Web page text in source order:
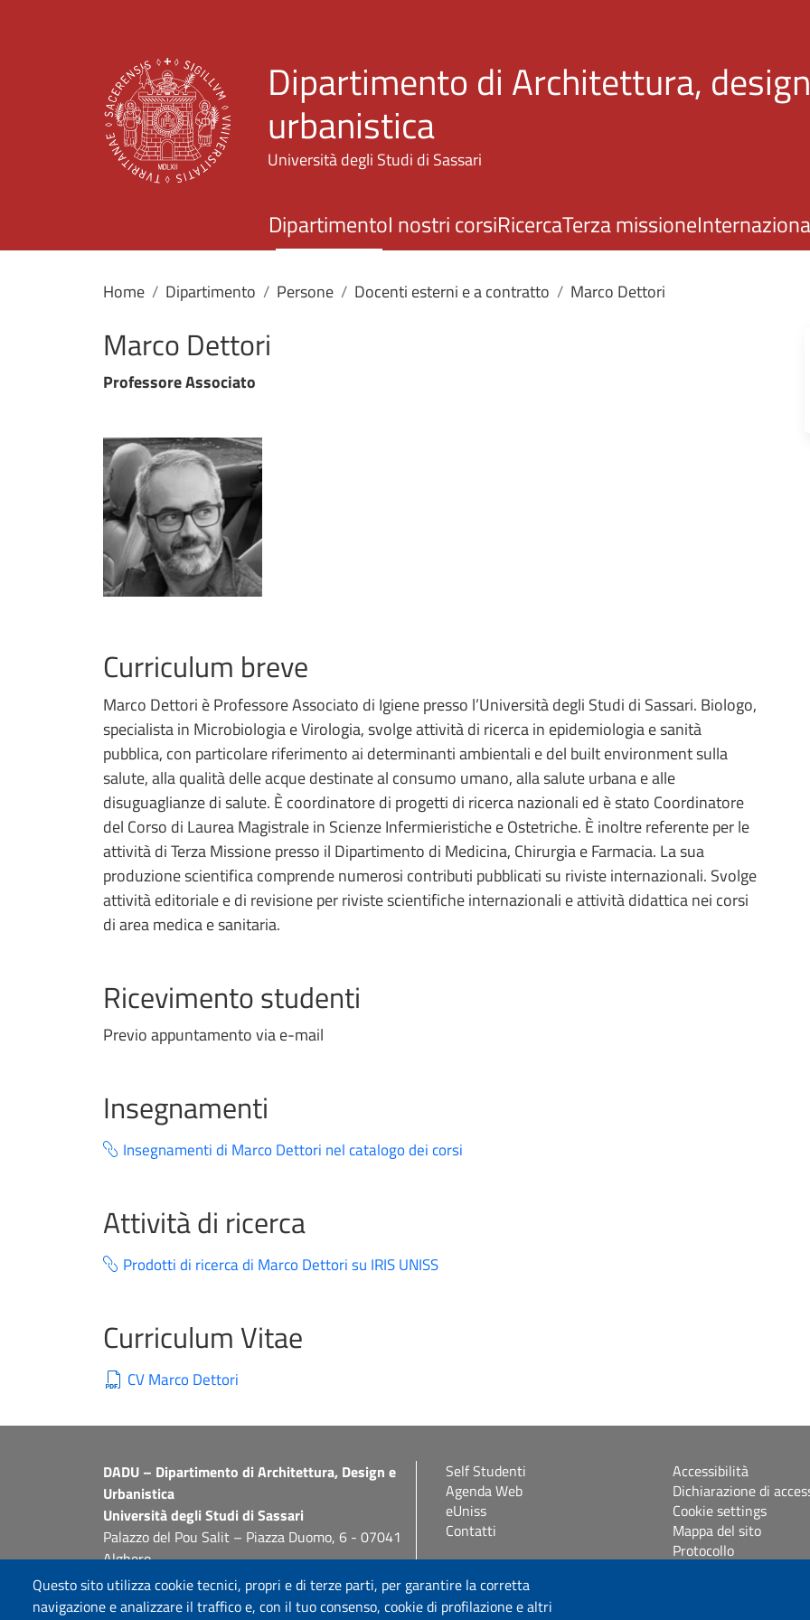
Questo sito utilizza cookie tecnici, propri e di terze parti, per garantire la corretta
navigazione e analizzare il traffico e, con il tuo consenso, cookie di profilazione e altri
Dipartimento di Architettura,
urbanistica
Università degli Studi di Sassari
DipartimentoI nostri corsiRicercaTerza missione
Home Dipartimento Persone Docenti esterni e a contratto Marco Dettori
Marco Dettori
Professore Associato
Curriculum breve
Marco Dettori è Professore Associato di Igiene presso l’Università degli Studi di Sassari. Biologo,
specialista in Microbiologia e Virologia, svolge attività di ricerca in epidemiologia e sanità
pubblica, con particolare riferimento ai determinanti ambientali e del built environment sulla
salute, alla qualità delle acque destinate al consumo umano, alla salute urbana e alle
disuguaglianze di salute. È coordinatore di progetti di ricerca nazionali ed è stato Coordinatore
del Corso di Laurea Magistrale in Scienze Infermieristiche e Ostetriche. È inoltre referente per le
attività di Terza Missione presso il Dipartimento di Medicina, Chirurgia e Farmacia. La sua
produzione scientifica comprende numerosi contributi pubblicati su riviste internazionali. Svolge
attività editoriale e di revisione per riviste scientifiche internazionali e attività didattica nei corsi
di area medica e sanitaria.
Ricevimento studenti
Previo appuntamento via e-mail
Insegnamenti
Insegnamenti di Marco Dettori nel catalogo dei corsi
Attività di ricerca
Prodotti di ricerca di Marco Dettori su IRIS UNISS
Curriculum Vitae
CV Marco Dettori
DADU – Dipartimento di Architettura, Design e
Urbanistica
Università degli Studi di Sassari
Palazzo del Pou Salit – Piazza Duomo, 6 - 07041
Alghero
dip.architettura.design.urbanistica@pec.uniss.it
aaadip@uniss.it
Self Studenti
Agenda Web
eUniss
Contatti
Accessibilità
Dichiarazione di
Cookie settings
Mappa del sito
Protocollo
Seguici su